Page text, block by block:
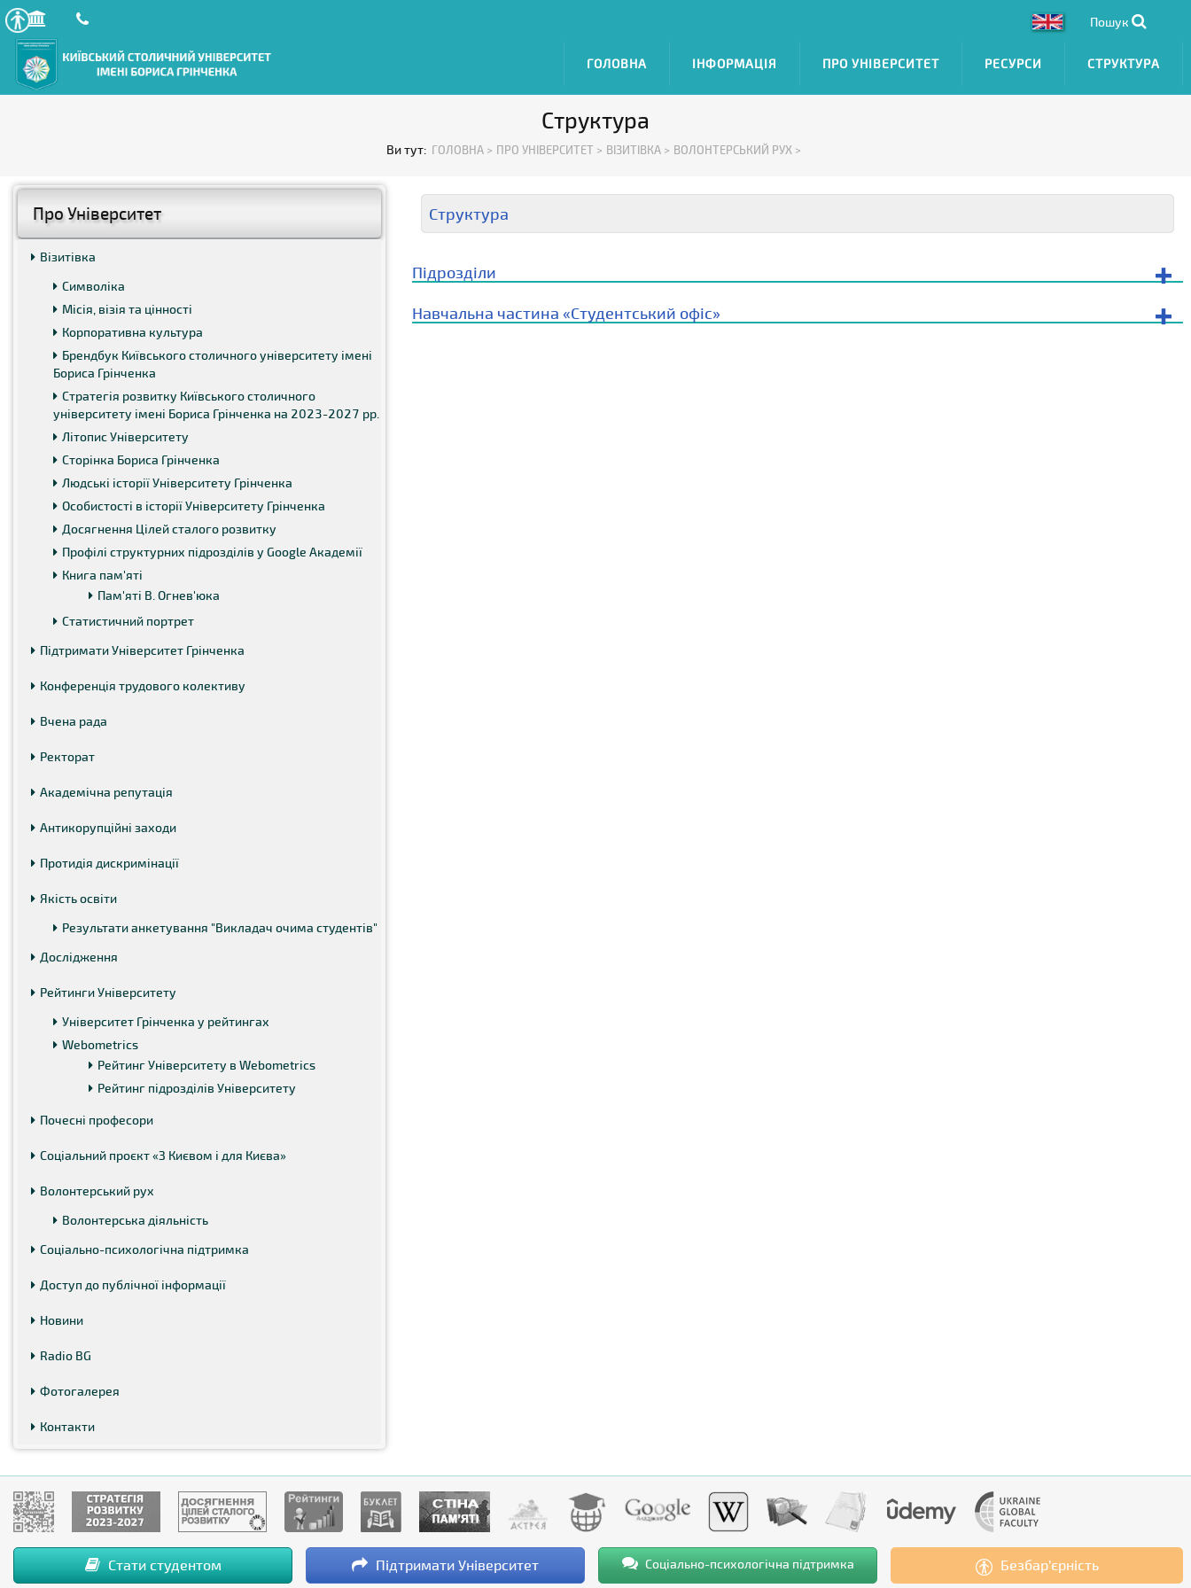
Пошук
ГОЛОВНА ІНФОРМАЦІЯ ПРО УНІВЕРСИТЕТ РЕСУРСИ СТРУКТУРА
Структура
Ви тут: ГОЛОВНА > ПРО УНІВЕРСИТЕТ > ВІЗИТІВКА > ВОЛОНТЕРСЬКИЙ РУХ >
Про Університет
Візитівка
Символіка
Місія, візія та цінності
Корпоративна культура
Брендбук Київського столичного університету імені
Бориса Грінченка
Стратегія розвитку Київського столичного
університету імені Бориса Грінченка на 2023-2027 рр.
Літопис Університету
Сторінка Бориса Грінченка
Людські історії Університету Грінченка
Особистості в історії Університету Грінченка
Досягнення Цілей сталого розвитку
Профілі структурних підрозділів у Google Академії
Книга пам'яті
Пам'яті В. Огнев'юка
Статистичний портрет
Підтримати Університет Грінченка
Конференція трудового колективу
Вчена рада
Ректорат
Академічна репутація
Антикорупційні заходи
Протидія дискримінації
Якість освіти
Результати анкетування "Викладач очима студентів"
Дослідження
Рейтинги Університету
Університет Грінченка у рейтингах
Webometrics
Рейтинг Університету в Webometrics
Рейтинг підрозділів Університету
Почесні професори
Соціальний проєкт «З Києвом і для Києва»
Волонтерський рух
Волонтерська діяльність
Соціально-психологічна підтримка
Доступ до публічної інформації
Новини
Radio BG
Фотогалерея
Контакти
Структура
Підрозділи
Навчальна частина «Студентський офіс»
Стати студентом Підтримати Університет Соціально-психологічна підтримка Безбар’єрність